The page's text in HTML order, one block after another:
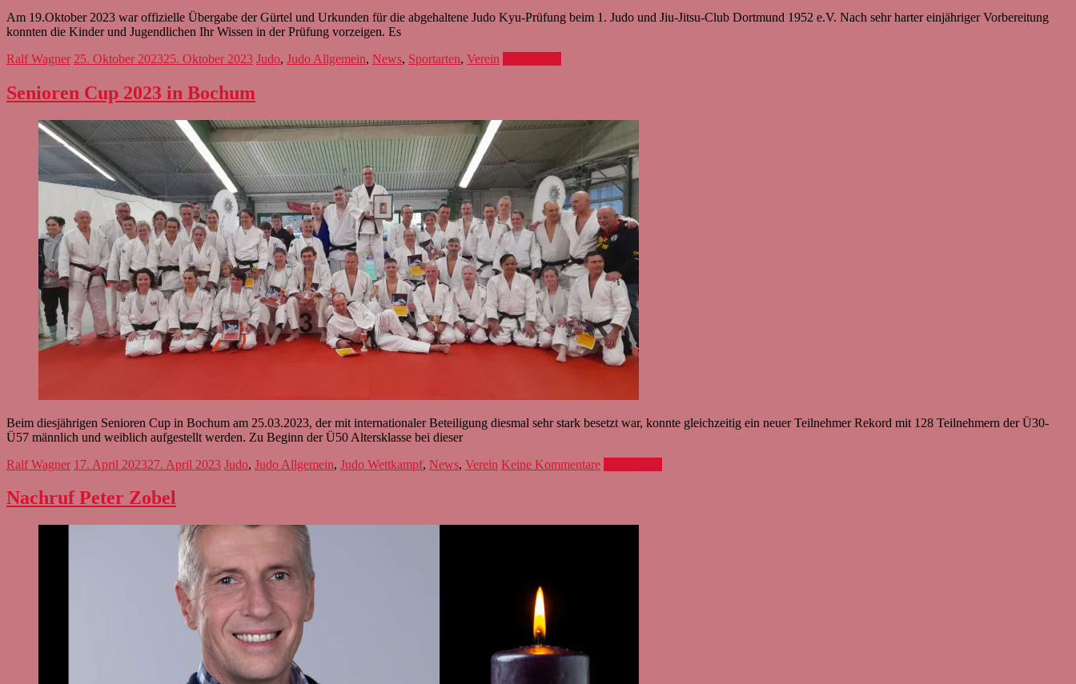
Am 19.Oktober 2023 war offizielle Übergabe der Gürtel und Urkunden für die abgehaltene Judo Kyu-Prüfung beim 1. Judo und Jiu-Jitsu-Club Dortmund 1952 e.V. Nach sehr harter einjähriger Vorbereitung
konnten die Kinder und Jugendlichen Ihr Wissen in der Prüfung vorzeigen. Es
Ralf Wagner 25. Oktober 202325. Oktober 2023 Judo, Judo Allgemein, News, Sportarten, Verein
Senioren Cup 2023 in Bochum
Beim diesjährigen Senioren Cup in Bochum am 25.03.2023, der mit internationaler Beteiligung diesmal sehr stark besetzt war, konnte gleichzeitig ein neuer Teilnehmer Rekord mit 128 Teilnehmern der Ü30-
Ü57 männlich und weiblich aufgestellt werden. Zu Beginn der Ü50 Altersklasse bei dieser
Ralf Wagner 17. April 202327. April 2023 Judo, Judo Allgemein, Judo Wettkampf, News, Verein Keine Kommentare
Nachruf Peter Zobel